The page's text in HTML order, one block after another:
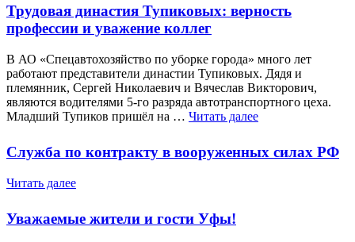
Трудовая династия Тупиковых: верность
профессии и уважение коллег
В АО «Спецавтохозяйство по уборке города» много лет
работают представители династии Тупиковых. Дядя и
племянник, Сергей Николаевич и Вячеслав Викторович,
являются водителями 5-го разряда автотранспортного цеха.
Младший Тупиков пришёл на … Читать далее
Служба по контракту в вооруженных силах РФ
Читать далее
Уважаемые жители и гости Уфы!